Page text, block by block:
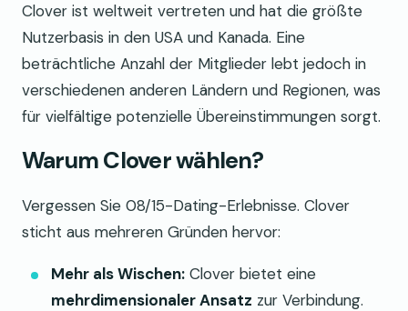
Clover ist weltweit vertreten und hat die größte
Nutzerbasis in den USA und Kanada. Eine
beträchtliche Anzahl der Mitglieder lebt jedoch in
verschiedenen anderen Ländern und Regionen, was
für vielfältige potenzielle Übereinstimmungen sorgt.
Warum Clover wählen?
Vergessen Sie 08/15-Dating-Erlebnisse. Clover
sticht aus mehreren Gründen hervor:
Mehr als Wischen: Clover bietet eine
mehrdimensionaler Ansatz zur Verbindung.